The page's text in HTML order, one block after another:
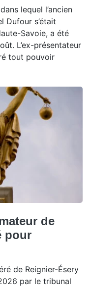
lequel l’ancien
Dufour s’était
Savoie, a été
L’ex-présentateur
tout pouvoir
de
pour
de Reignier-Ésery
par le tribunal